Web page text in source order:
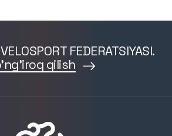
FEDERATSIYASI.
qilish